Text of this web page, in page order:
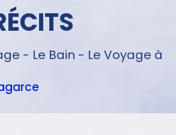
- Le Bain - Le Voyage à